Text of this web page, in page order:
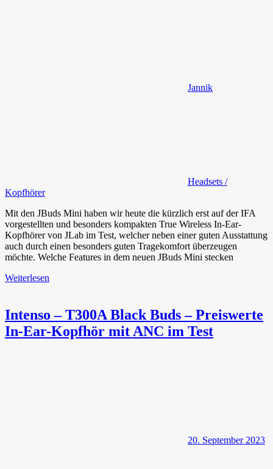
Jannik
Headsets /
Kopfhörer
Mit den JBuds Mini haben wir heute die kürzlich erst auf der IFA
vorgestellten und besonders kompakten True Wireless In-Ear-
Kopfhörer von JLab im Test, welcher neben einer guten Ausstattung
auch durch einen besonders guten Tragekomfort überzeugen
möchte. Welche Features in dem neuen JBuds Mini stecken
Weiterlesen
Intenso – T300A Black Buds – Preiswerte
In-Ear-Kopfhör mit ANC im Test
20. September 2023